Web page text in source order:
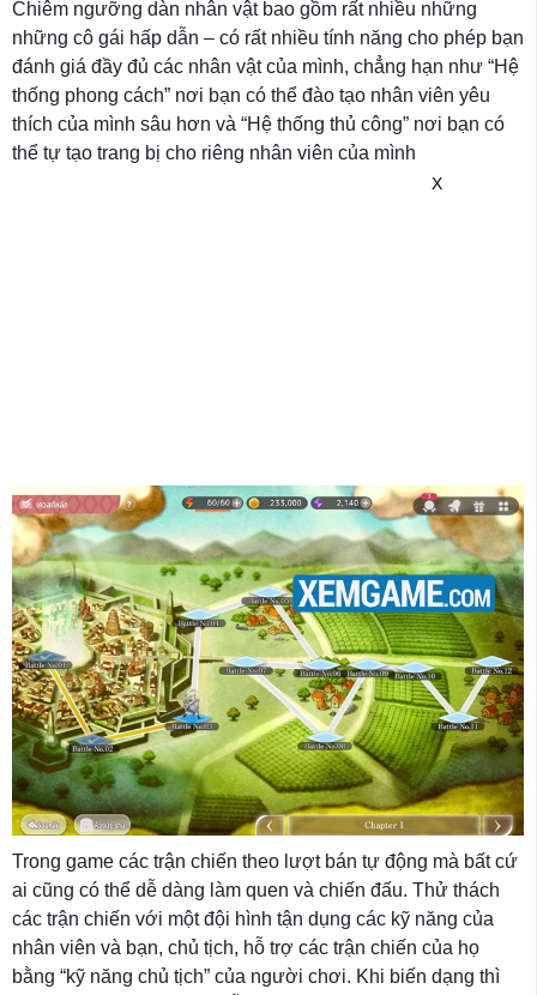
Chiêm ngưỡng dàn nhân vật bao gồm rất nhiều những
những cô gái hấp dẫn – có rất nhiều tính năng cho phép bạn
đánh giá đầy đủ các nhân vật của mình, chẳng hạn như “Hệ
thống phong cách” nơi bạn có thể đào tạo nhân viên yêu
thích của mình sâu hơn và “Hệ thống thủ công” nơi bạn có
thể tự tạo trang bị cho riêng nhân viên của mình
X
Trong game các trận chiến theo lượt bán tự động mà bất cứ
ai cũng có thể dễ dàng làm quen và chiến đấu. Thử thách
các trận chiến với một đội hình tận dụng các kỹ năng của
nhân viên và bạn, chủ tịch, hỗ trợ các trận chiến của họ
bằng “kỹ năng chủ tịch” của người chơi. Khi biến dạng thì